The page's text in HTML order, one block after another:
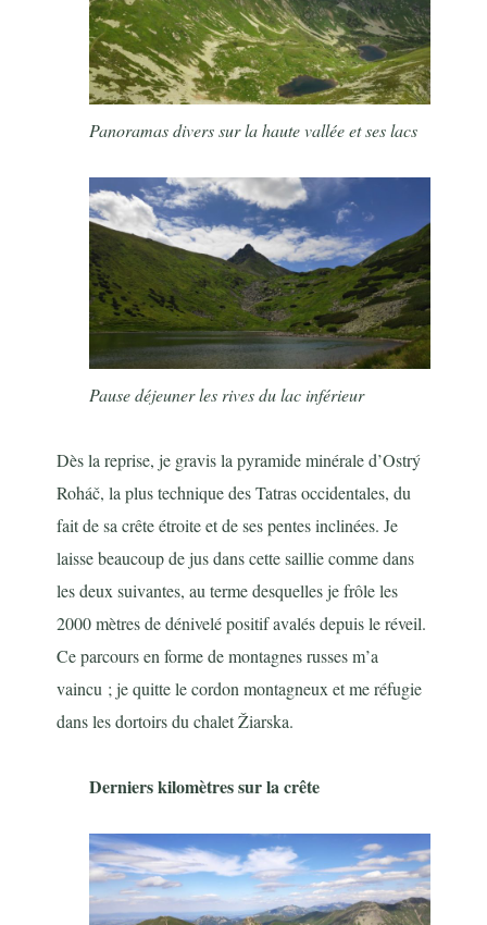
Panoramas divers sur la haute vallée et ses lacs
Pause déjeuner les rives du lac inférieur
Dès la reprise, je gravis la pyramide minérale d’Ostrý
Roháč, la plus technique des Tatras occidentales, du
fait de sa crête étroite et de ses pentes inclinées. Je
laisse beaucoup de jus dans cette saillie comme dans
les deux suivantes, au terme desquelles je frôle les
2000 mètres de dénivelé positif avalés depuis le réveil.
Ce parcours en forme de montagnes russes m’a
vaincu ; je quitte le cordon montagneux et me réfugie
dans les dortoirs du chalet Žiarska.
Derniers kilomètres sur la crête